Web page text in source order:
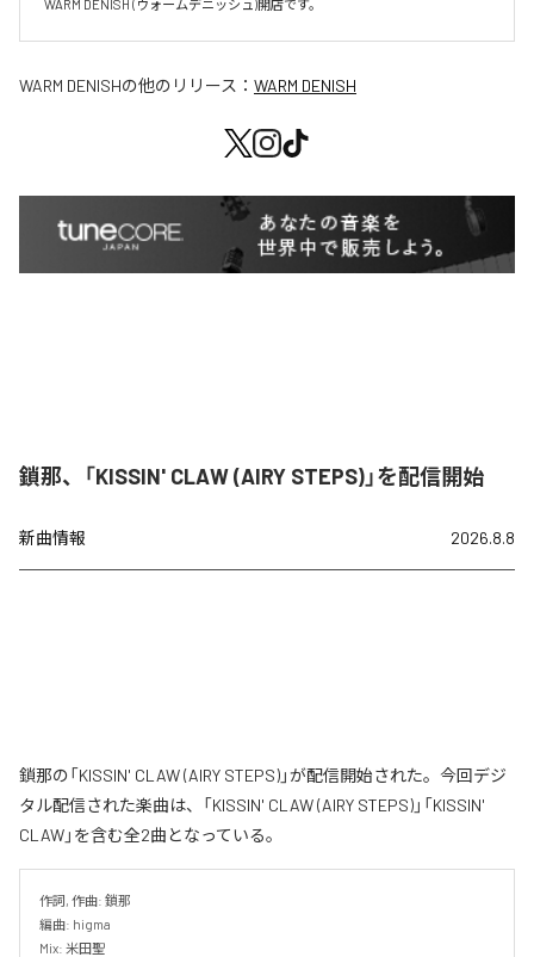
WARM DENISH (ウォームデニッシュ)開店です。
WARM DENISHの他のリリース： WARM DENISH
鎖那、「KISSIN' CLAW (AIRY STEPS)」を配信開始
新曲情報 2026.8.8
鎖那の「KISSIN' CLAW (AIRY STEPS)」が配信開始された。今回デジ
タル配信された楽曲は、「KISSIN' CLAW (AIRY STEPS)」「KISSIN'
CLAW」を含む全2曲となっている。
作詞, 作曲: 鎖那
編曲: higma
Mix: 米田聖